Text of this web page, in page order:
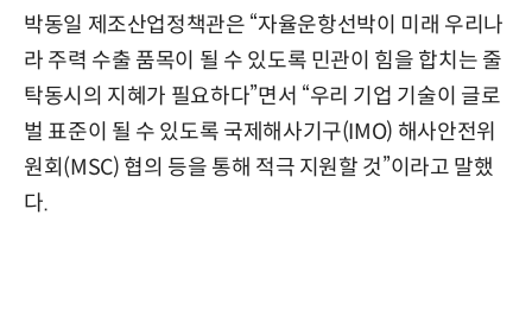
박동일 제조산업정책관은 “자율운항선박이 미래 우리나
라 주력 수출 품목이 될 수 있도록 민관이 힘을 합치는 줄
탁동시의 지혜가 필요하다”면서 “우리 기업 기술이 글로
벌 표준이 될 수 있도록 국제해사기구(IMO) 해사안전위
원회(MSC) 협의 등을 통해 적극 지원할 것”이라고 말했
다.